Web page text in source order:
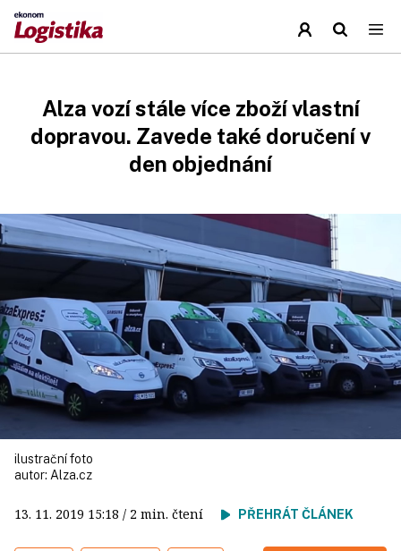
Alza vozí stále více zboží vlastní
dopravou. Zavede také doručení v
den objednání
ilustrační foto
autor: Alza.cz
13. 11. 2019 15:18 / 2 min. čtení PŘEHRÁT ČLÁNEK